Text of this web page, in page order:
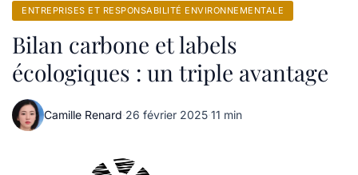
ENTREPRISES ET RESPONSABILITÉ ENVIRONNEMENTALE
Bilan carbone et labels
écologiques : un triple avantage
Camille Renard·26 février 2025·11 min